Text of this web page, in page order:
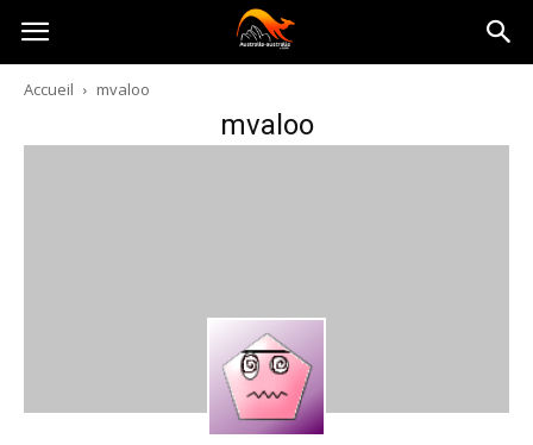
Australia-
australie.com
Accueil mvaloo
mvaloo